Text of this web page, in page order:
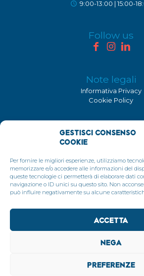
Gestisci Consenso
Cookie
Per fornire le migliori esperienze, utilizziamo
memorizzare e/o accedere alle informazioni del
queste tecnologie ci permetterà di elaborare dati
navigazione o ID unici su questo sito. Non
può influire negativamente su alcune
Accetta
Nega
Preferenze
9:00-13:00 | 15:00-
Follow us
Note legali
Informativa Privacy
Cookie Policy
Consolidati è un'azienda
© 2025 Consolidati s.r.l. - Cap.